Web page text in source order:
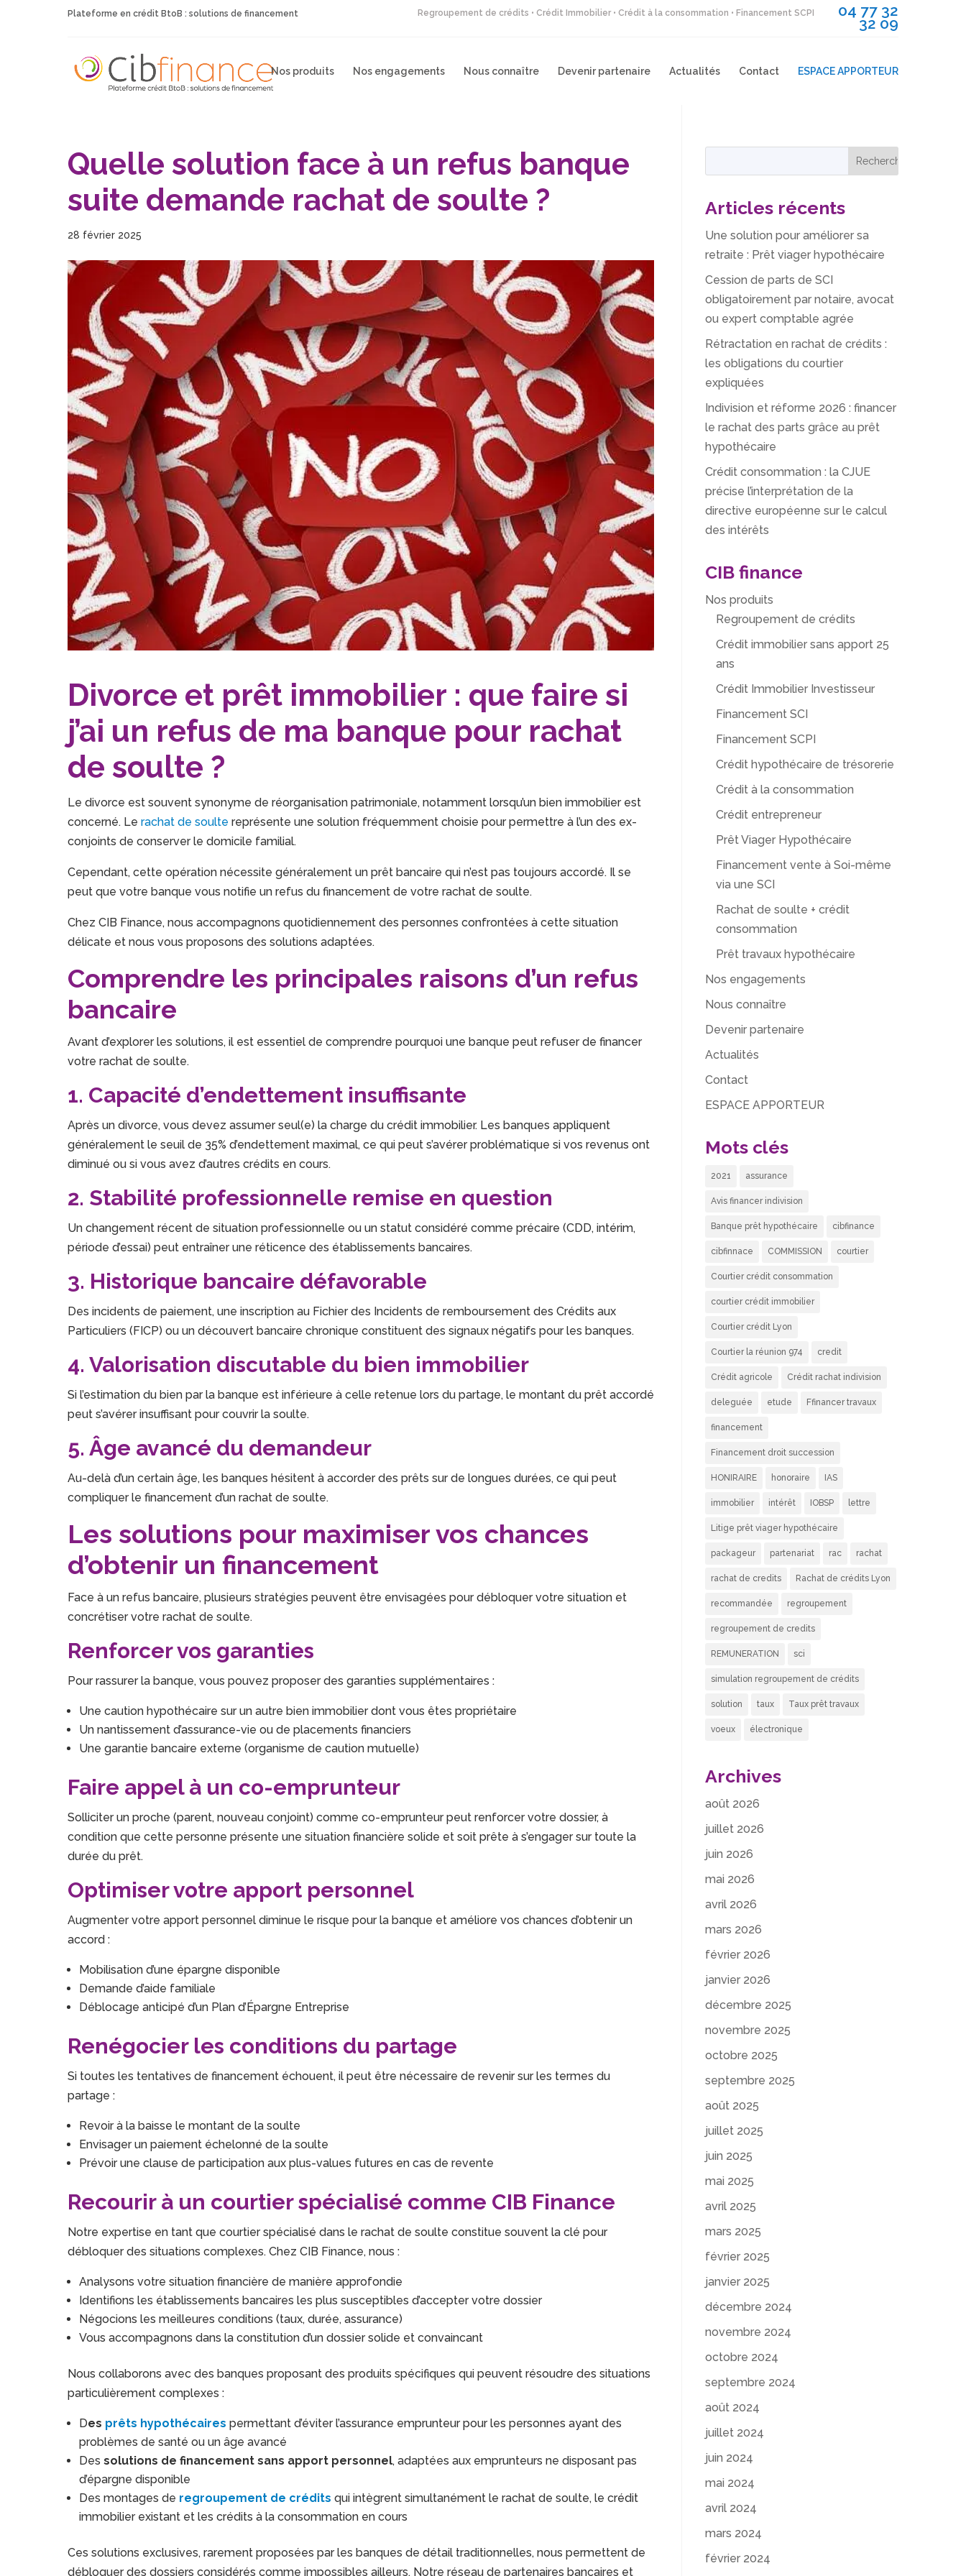
Plateforme en crédit BtoB : solutions de financement Regroupement de crédits • Crédit Immobilier • Crédit à la consommation • Financement SCPI 04 77 32
32 09
Nos produits Nos engagements Nous connaître Devenir partenaire Actualités Contact ESPACE APPORTEUR
Quelle solution face à un refus banque
suite demande rachat de soulte ?
28 février 2025
Divorce et prêt immobilier : que faire si
j’ai un refus de ma banque pour rachat
de soulte ?
Le divorce est souvent synonyme de réorganisation patrimoniale, notamment lorsqu’un bien immobilier est
concerné. Lerachat de soulte représente une solution fréquemment choisie pour permettre à l’un des ex-
conjoints de conserver le domicile familial.
Cependant, cette opération nécessite généralement un prêt bancaire qui n’est pas toujours accordé. Il se
peut que votre banque vous notifie un refus du financement de votre rachat de soulte.
Chez CIB Finance, nous accompagnons quotidiennement des personnes confrontées à cette situation
délicate et nous vous proposons des solutions adaptées.
Comprendre les principales raisons d’un refus
bancaire
Avant d’explorer les solutions, il est essentiel de comprendre pourquoi une banque peut refuser de financer
votre rachat de soulte.
1. Capacité d’endettement insuffisante
Après un divorce, vous devez assumer seul(e) la charge du crédit immobilier. Les banques appliquent
généralement le seuil de 35% d’endettement maximal, ce qui peut s’avérer problématique si vos revenus ont
diminué ou si vous avez d’autres crédits en cours.
2. Stabilité professionnelle remise en question
Un changement récent de situation professionnelle ou un statut considéré comme précaire (CDD, intérim,
période d’essai) peut entraîner une réticence des établissements bancaires.
3. Historique bancaire défavorable
Des incidents de paiement, une inscription au Fichier des Incidents de remboursement des Crédits aux
Particuliers (FICP) ou un découvert bancaire chronique constituent des signaux négatifs pour les banques.
4. Valorisation discutable du bien immobilier
Si l’estimation du bien par la banque est inférieure à celle retenue lors du partage, le montant du prêt accordé
peut s’avérer insuffisant pour couvrir la soulte.
5. Âge avancé du demandeur
Au-delà d’un certain âge, les banques hésitent à accorder des prêts sur de longues durées, ce qui peut
compliquer le financement d’un rachat de soulte.
Les solutions pour maximiser vos chances
d’obtenir un financement
Face à un refus bancaire, plusieurs stratégies peuvent être envisagées pour débloquer votre situation et
concrétiser votre rachat de soulte.
Renforcer vos garanties
Pour rassurer la banque, vous pouvez proposer des garanties supplémentaires :
Une caution hypothécaire sur un autre bien immobilier dont vous êtes propriétaire
Un nantissement d’assurance-vie ou de placements financiers
Une garantie bancaire externe (organisme de caution mutuelle)
Faire appel à un co-emprunteur
Solliciter un proche (parent, nouveau conjoint) comme co-emprunteur peut renforcer votre dossier, à
condition que cette personne présente une situation financière solide et soit prête à s’engager sur toute la
durée du prêt.
Optimiser votre apport personnel
Augmenter votre apport personnel diminue le risque pour la banque et améliore vos chances d’obtenir un
accord :
Mobilisation d’une épargne disponible
Demande d’aide familiale
Déblocage anticipé d’un Plan d’Épargne Entreprise
Renégocier les conditions du partage
Si toutes les tentatives de financement échouent, il peut être nécessaire de revenir sur les termes du
partage :
Revoir à la baisse le montant de la soulte
Envisager un paiement échelonné de la soulte
Prévoir une clause de participation aux plus-values futures en cas de revente
Recourir à un courtier spécialisé comme CIB Finance
Notre expertise en tant que courtier spécialisé dans le rachat de soulte constitue souvent la clé pour
débloquer des situations complexes. Chez CIB Finance, nous :
Analysons votre situation financière de manière approfondie
Identifions les établissements bancaires les plus susceptibles d’accepter votre dossier
Négocions les meilleures conditions (taux, durée, assurance)
Vous accompagnons dans la constitution d’un dossier solide et convaincant
Nous collaborons avec des banques proposant des produits spécifiques qui peuvent résoudre des situations
particulièrement complexes :
Des prêts hypothécaires permettant d’éviter l’assurance emprunteur pour les personnes ayant des
problèmes de santé ou un âge avancé
Dessolutions de financement sans apport personnel, adaptées aux emprunteurs ne disposant pas
d’épargne disponible
Des montages de regroupement de crédits qui intègrent simultanément le rachat de soulte, le crédit
immobilier existant et les crédits à la consommation en cours
Ces solutions exclusives, rarement proposées par les banques de détail traditionnelles, nous permettent de
débloquer des dossiers considérés comme impossibles ailleurs. Notre réseau de partenaires bancaires et
Articles récents
Une solution pour améliorer sa
retraite : Prêt viager hypothécaire
Cession de parts de SCI
obligatoirement par notaire, avocat
ou expert comptable agrée
Rétractation en rachat de crédits :
les obligations du courtier
expliquées
Indivision et réforme 2026 : financer
le rachat des parts grâce au prêt
hypothécaire
Crédit consommation : la CJUE
précise l’interprétation de la
directive européenne sur le calcul
des intérêts
CIB finance
Nos produits
Regroupement de crédits
Crédit immobilier sans apport 25
ans
Crédit Immobilier Investisseur
Financement SCI
Financement SCPI
Crédit hypothécaire de trésorerie
Crédit à la consommation
Crédit entrepreneur
Prêt Viager Hypothécaire
Financement vente à Soi-même
via une SCI
Rachat de soulte + crédit
consommation
Prêt travaux hypothécaire
Nos engagements
Nous connaître
Devenir partenaire
Actualités
Contact
ESPACE APPORTEUR
Mots clés
2021 assurance
Avis financer indivision
Banque prêt hypothécaire cibfinance
cibfinnace COMMISSION courtier
Courtier crédit consommation
courtier crédit immobilier
Courtier crédit Lyon
Courtier la réunion 974 credit
Crédit agricole Crédit rachat indivision
deleguée etude Ffinancer travaux
financement
Financement droit succession
HONIRAIRE honoraire IAS
immobilier intérêt IOBSP lettre
Litige prêt viager hypothécaire
packageur partenariat rac rachat
rachat de credits Rachat de crédits Lyon
recommandée regroupement
regroupement de credits
REMUNERATION sci
simulation regroupement de crédits
solution taux Taux prêt travaux
voeux électronique
Archives
août 2026
juillet 2026
juin 2026
mai 2026
avril 2026
mars 2026
février 2026
janvier 2026
décembre 2025
novembre 2025
octobre 2025
septembre 2025
août 2025
juillet 2025
juin 2025
mai 2025
avril 2025
mars 2025
février 2025
janvier 2025
décembre 2024
novembre 2024
octobre 2024
septembre 2024
août 2024
juillet 2024
juin 2024
mai 2024
avril 2024
mars 2024
février 2024